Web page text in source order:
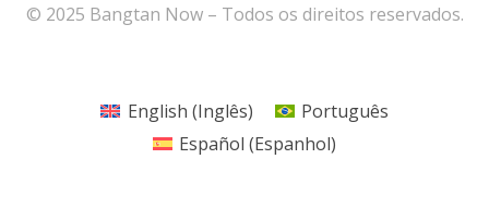
© 2025 Bangtan Now – Todos os direitos reservados.
English (Inglês)
Português
Español (Espanhol)